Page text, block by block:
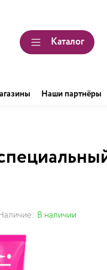
Каталог
Наши партнёры
В наличии